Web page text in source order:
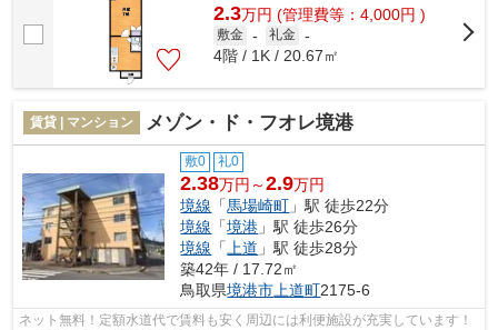
2.3万円 (管理費等：4,000円 )
敷金 - 礼金 -
4階 / 1K / 20.67㎡
賃貸 | マンション メゾン・ド・フオレ境港
敷0 礼0
2.38万円～2.9万円
境線 「馬場崎町 」駅 徒歩22分
境線 「境港 」駅 徒歩26分
境線 「上道 」駅 徒歩28分
築42年 / 17.72㎡
鳥取県境港市上道町2175-6
ネット無料！定額水道代で賃料も安く周辺には利便施設が充実しています！